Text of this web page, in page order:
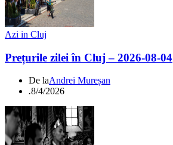
Azi in Cluj
Prețurile zilei în Cluj – 2026-08-04
De laAndrei Mureșan
.8/4/2026